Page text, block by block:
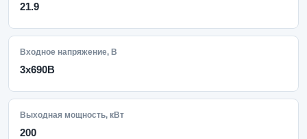
21.9
Входное напряжение, В
3x690В
Выходная мощность, кВт
200